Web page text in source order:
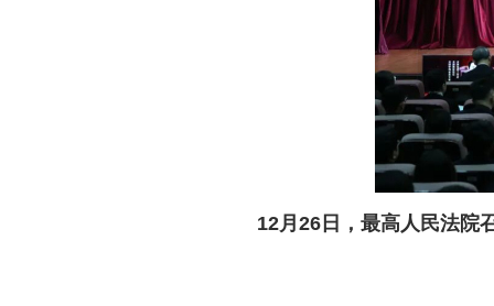
12月26日，最高人民法院